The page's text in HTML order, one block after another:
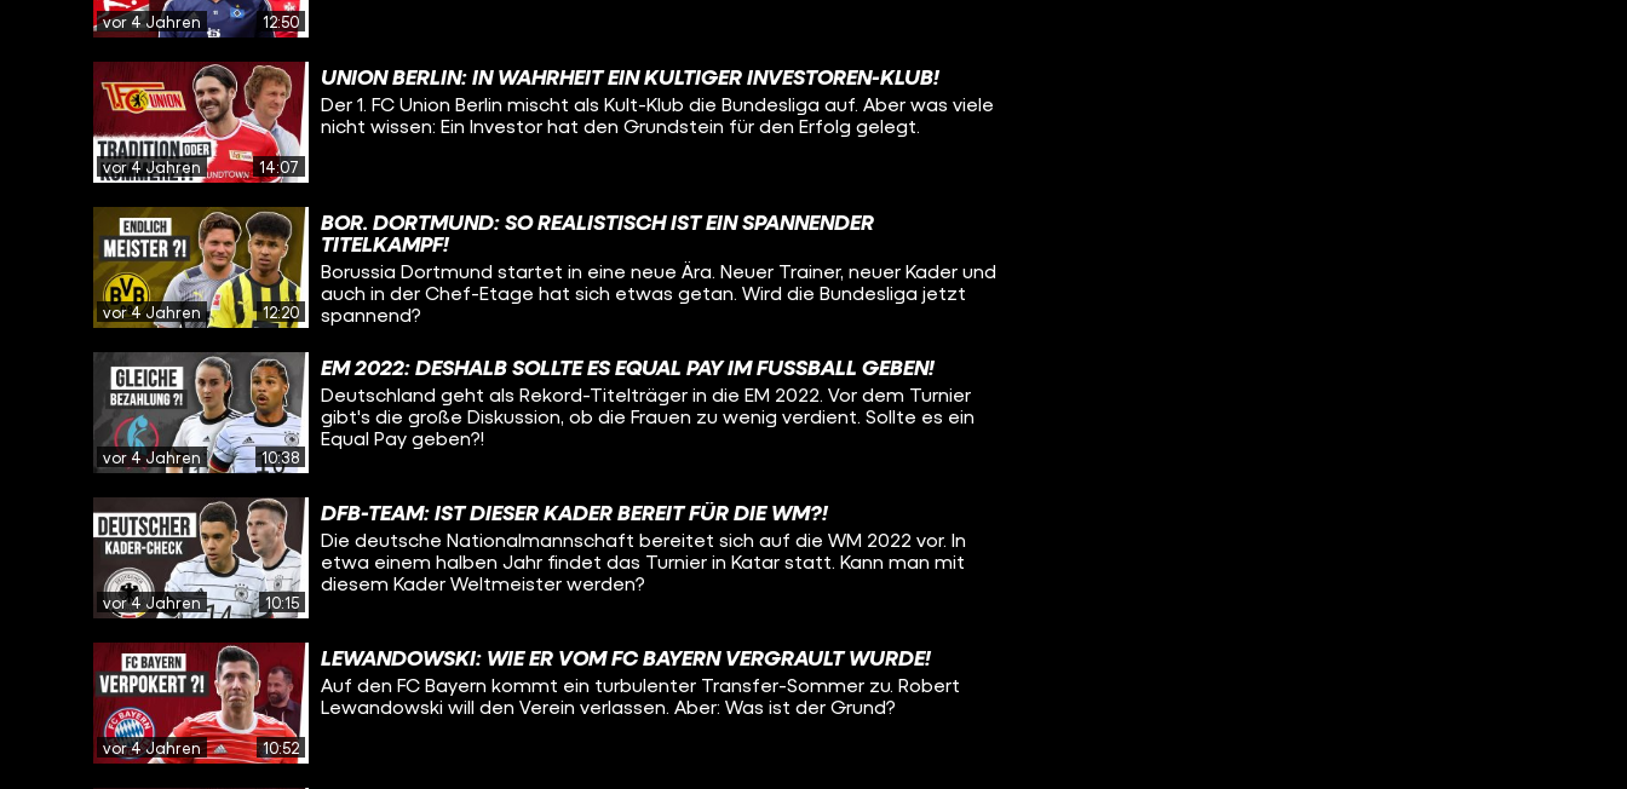
vor 4 Jahren 12:50
vor 4 Jahren 14:07
UNION BERLIN: IN WAHRHEIT EIN KULTIGER INVESTOREN-KLUB!
Der 1. FC Union Berlin mischt als Kult-Klub die Bundesliga auf. Aber was viele
nicht wissen: Ein Investor hat den Grundstein für den Erfolg gelegt.
vor 4 Jahren 12:20
BOR. DORTMUND: SO REALISTISCH IST EIN SPANNENDER
TITELKAMPF!
Borussia Dortmund startet in eine neue Ära. Neuer Trainer, neuer Kader und
auch in der Chef-Etage hat sich etwas getan. Wird die Bundesliga jetzt
spannend?
vor 4 Jahren 10:38
EM 2022: DESHALB SOLLTE ES EQUAL PAY IM FUSSBALL GEBEN!
Deutschland geht als Rekord-Titelträger in die EM 2022. Vor dem Turnier
gibt's die große Diskussion, ob die Frauen zu wenig verdient. Sollte es ein
Equal Pay geben?!
vor 4 Jahren 10:15
DFB-TEAM: IST DIESER KADER BEREIT FÜR DIE WM?!
Die deutsche Nationalmannschaft bereitet sich auf die WM 2022 vor. In
etwa einem halben Jahr findet das Turnier in Katar statt. Kann man mit
diesem Kader Weltmeister werden?
vor 4 Jahren 10:52
LEWANDOWSKI: WIE ER VOM FC BAYERN VERGRAULT WURDE!
Auf den FC Bayern kommt ein turbulenter Transfer-Sommer zu. Robert
Lewandowski will den Verein verlassen. Aber: Was ist der Grund?